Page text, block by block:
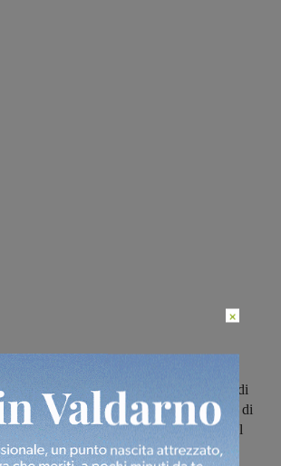
Piandiscò ha ottenuto circa 3mila euro di
dedicato proprio all’acquisto di mezzi di
Rsa: soldi con cui è stato acquistato il
su carrello mobile
×